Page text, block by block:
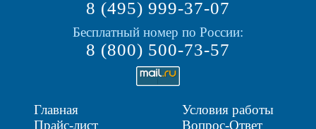
8 (495) 999-37-07
Бесплатный номер по России:
8 (800) 500-73-57
Главная
Прайс-лист
Условия работы
Вопрос-Ответ